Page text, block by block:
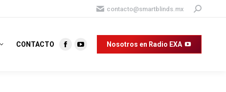
contacto@smartblinds.mx Buscar:
CONTACTO
Facebook
YouTube
Nosotros en Radio EXA